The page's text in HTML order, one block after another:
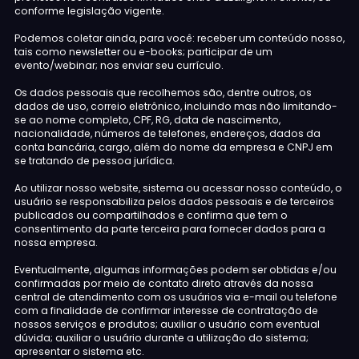
conforme legislação vigente.
Podemos coletar ainda, para você: receber um conteúdo nosso,
tais como newsletter ou e-books; participar de um
evento/webinar; nos enviar seu currículo.
Os dados pessoais que recolhemos são, dentre outros, os
dados de uso, correio eletrônico, incluindo mas não limitando-
se ao nome completo, CPF, RG, data de nascimento,
nacionalidade, números de telefones, endereços, dados da
conta bancária, cargo, além do nome da empresa e CNPJ em
se tratando de pessoa jurídica.
Ao utilizar nosso website, sistema ou acessar nosso conteúdo, o
usuário se responsabiliza pelos dados pessoais e de terceiros
publicados ou compartilhados e confirma que tem o
consentimento da parte terceira para fornecer dados para a
nossa empresa.
Eventualmente, algumas informações podem ser obtidas e/ou
confirmadas por meio de contato direto através da nossa
central de atendimento com os usuários via e-mail ou telefone
com a finalidade de confirmar interesse de contratação de
nossos serviços e produtos; auxiliar o usuário com eventual
dúvida; auxiliar o usuário durante a utilização do sistema;
apresentar o sistema etc.